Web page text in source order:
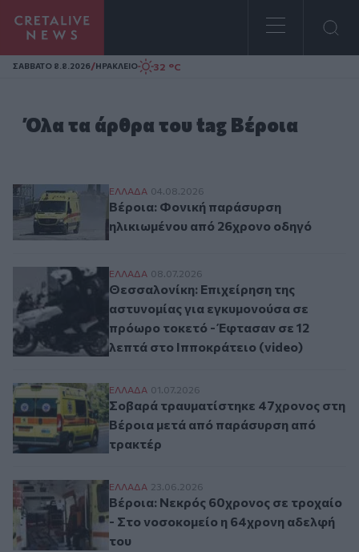
Homepage
ΣAΒΒΑΤΟ 8.8.2026/ΗΡΑΚΛΕΙΟ 32 °C
Όλα τα άρθρα του tag Βέροια
Βέροια: Φονική παράσυρση ηλικιωμένου
ΕΛΛAΔΑ 04.08.2026
Βέροια: Φονική παράσυρση
ηλικιωμένου από 26χρονο οδηγό
Θεσσαλονίκη: Επιχείρηση της
ΕΛΛAΔΑ 08.07.2026
Θεσσαλονίκη: Επιχείρηση της
αστυνομίας για εγκυμονούσα σε
πρόωρο τοκετό - Έφτασαν σε 12
λεπτά στο Ιπποκράτειο (video)
Σοβαρά τραυματίστηκε 47χρονος στη
ΕΛΛAΔΑ 01.07.2026
Σοβαρά τραυματίστηκε 47χρονος στη
Βέροια μετά από παράσυρση από
τρακτέρ
Βέροια: Νεκρός 60χρονος σε τροχαίο -
ΕΛΛAΔΑ 23.06.2026
Βέροια: Νεκρός 60χρονος σε τροχαίο
- Στο νοσοκομείο η 64χρονη αδελφή
του